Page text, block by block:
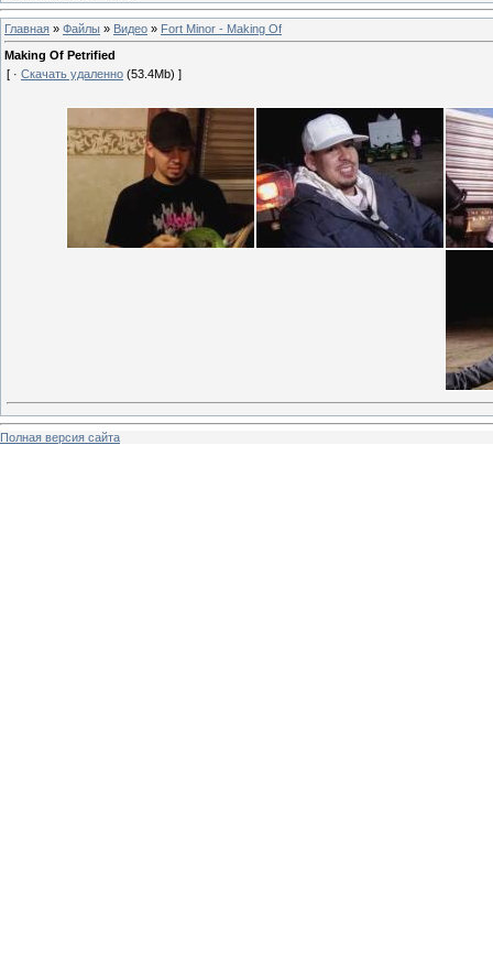
Главная » Файлы » Видео » Fort Minor - Making Of
Making Of Petrified
[ · Скачать удаленно (53.4Mb) ]
Полная версия сайта